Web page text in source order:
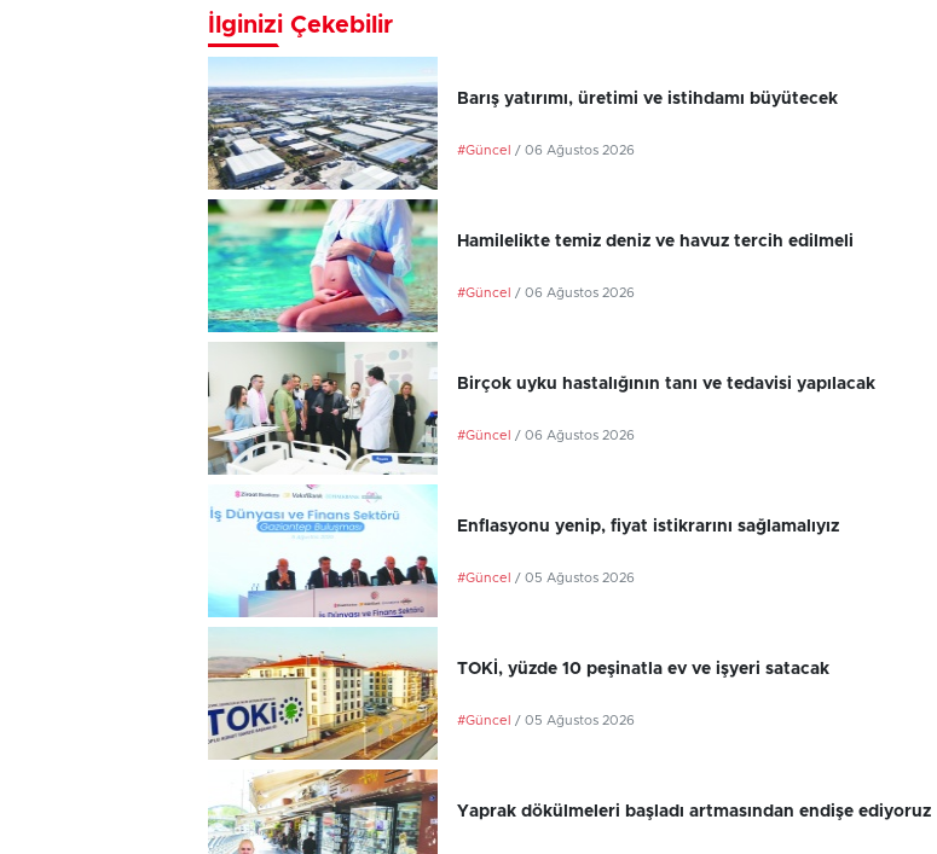
İlginizi Çekebilir
Barış yatırımı, üretimi ve istihdamı büyütecek
#Güncel / 06 Ağustos 2026
Hamilelikte temiz deniz ve havuz tercih edilmeli
#Güncel / 06 Ağustos 2026
Birçok uyku hastalığının tanı ve tedavisi yapılacak
#Güncel / 06 Ağustos 2026
Enflasyonu yenip, fiyat istikrarını sağlamalıyız
#Güncel / 05 Ağustos 2026
TOKİ, yüzde 10 peşinatla ev ve işyeri satacak
#Güncel / 05 Ağustos 2026
Yaprak dökülmeleri başladı artmasından endişe ediyoruz